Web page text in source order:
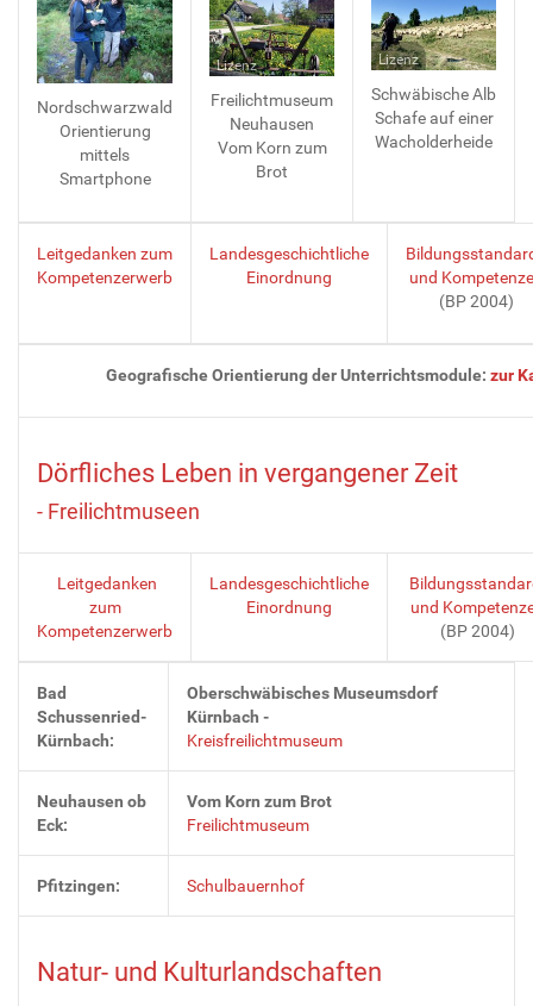
Nordschwarzwald
Orientierung
mittels
Smartphone
Lizenz
Freilichtmuseum
Neuhausen
Vom Korn zum
Brot
Lizenz
Schwäbische Alb
Schafe auf einer
Wacholderheide
Leitgedanken zum
Kompetenzerwerb
Landesgeschichtliche
Einordnung
und
(BP 2004)
Geografische Orientierung der Unterrichtsmodule: zur
Dörfliches Leben in vergangener Zeit
- Freilichtmuseen
Leitgedanken
zum
Kompetenzerwerb
Landesgeschichtliche
Einordnung
und
(BP 2004)
Bad
Schussenried-
Kürnbach:
Oberschwäbisches Museumsdorf
Kürnbach -
Kreisfreilichtmuseum
Neuhausen ob
Eck:
Vom Korn zum Brot
Freilichtmuseum
Pfitzingen: Schulbauernhof
Natur- und Kulturlandschaften